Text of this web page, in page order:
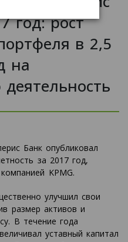
год: рост
в 2,5
на
Банк опубликовал
за 2017 год,
KPMG.
улучшил свои
размер активов и
В течение года
уставный капитал